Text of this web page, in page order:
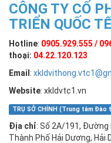
CÔNG TY CỔ
TRIỂN QUỐC
Hotline: 0905.929.555 /
thoại: 04.22.120.123
Email :
Website: xkldvtc1.vn
TRỤ SỞ CHÍNH (Trung tâm Đào
Địa chỉ: Số 2A/191, Đường
Thành Phố Hải Dương, Hải